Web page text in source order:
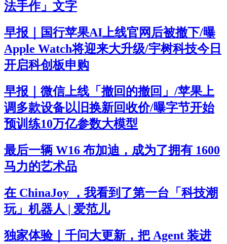
法手作」文字
早报｜国行苹果AI上线官网后被撤下/曝
Apple Watch将迎来大升级/宇树科技今日
开启科创板申购
早报｜微信上线「撤回的撤回」/苹果上
调多款设备以旧换新回收价/曝字节开始
预训练10万亿参数大模型
最后一辆 W16 布加迪，成为了拥有 1600
马力的艺术品
在 ChinaJoy ，我看到了第一台「科技潮
玩」机器人 | 爱范儿
独家体验｜千问大更新，把 Agent 装进